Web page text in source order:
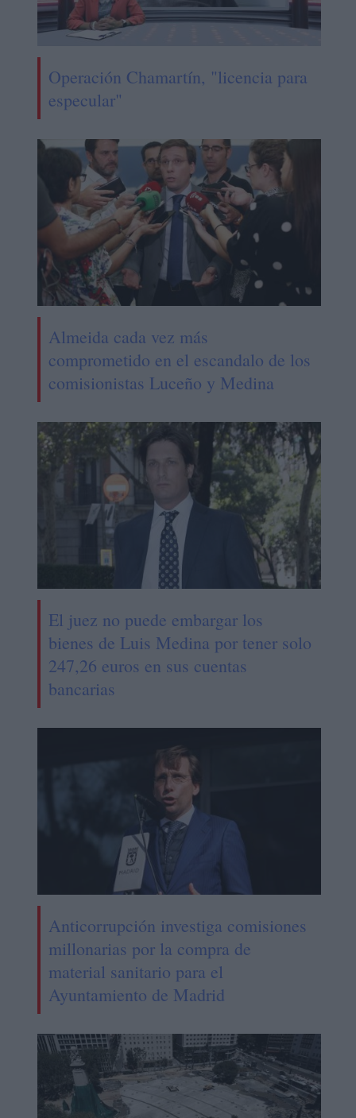
Operación Chamartín, "licencia para
especular"
Almeida cada vez más
comprometido en el escandalo de los
comisionistas Luceño y Medina
El juez no puede embargar los
bienes de Luis Medina por tener solo
247,26 euros en sus cuentas
bancarias
Anticorrupción investiga comisiones
millonarias por la compra de
material sanitario para el
Ayuntamiento de Madrid